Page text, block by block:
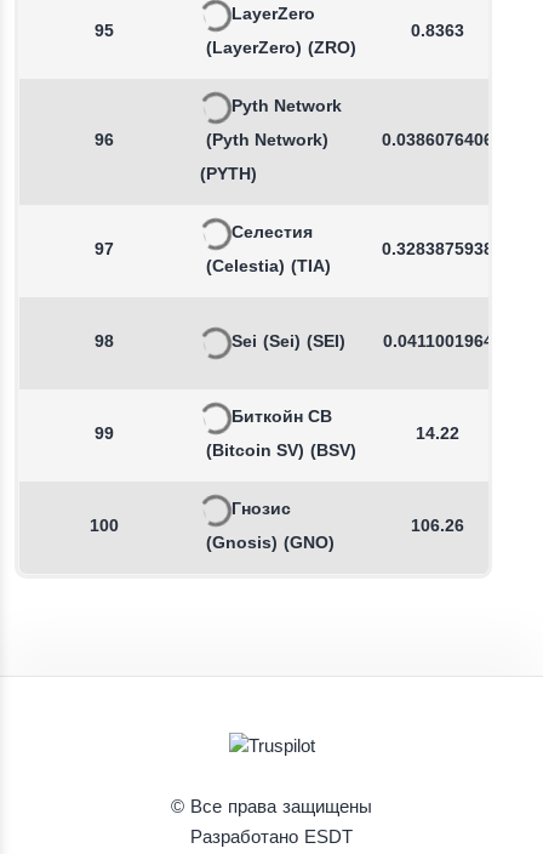
95
LayerZero
(LayerZero) (ZRO)
0.8363
96
Pyth Network
(Pyth Network)
(PYTH)
0.0386076406
97
Селестия
(Celestia) (TIA)
0.3283875938
98 Sei (Sei) (SEI) 0.0411001964
99
Биткойн СВ
(Bitcoin SV) (BSV)
14.22
100
Гнозис
(Gnosis) (GNO)
106.26
© Все права защищены
Разработано ESDT